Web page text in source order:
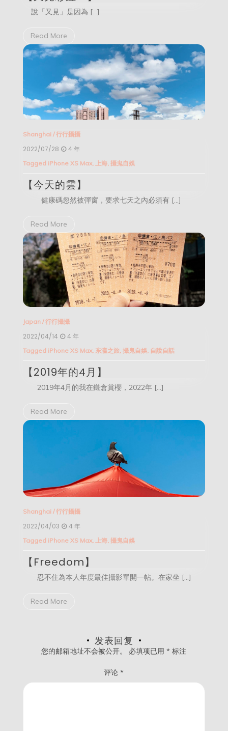
說「又見」是因為 […]
Read More
Shanghai/行行攝攝
2022/07/28 4 年
Tagged iPhone XS Max, 上海, 攝鬼自娛
【今天的雲】
健康碼忽然被彈窗，要求七天之內必須有 […]
Read More
Japan/行行攝攝
2022/04/14 4 年
Tagged iPhone XS Max, 东瀛之旅, 攝鬼自娛, 自說自話
【2019年的4月】
2019年4月的我在鎌倉賞櫻，2022年 […]
Read More
Shanghai/行行攝攝
2022/04/03 4 年
Tagged iPhone XS Max, 上海, 攝鬼自娛
【Freedom】
忍不住為本人年度最佳攝影單開一帖。在家坐 […]
Read More
发表回复
您的邮箱地址不会被公开。 必填项已用* 标注
评论*